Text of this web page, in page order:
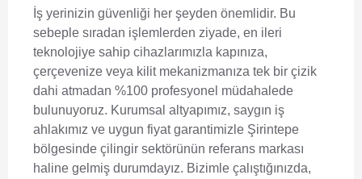
İş yerinizin güvenliği her şeyden önemlidir. Bu
sebeple sıradan işlemlerden ziyade, en ileri
teknolojiye sahip cihazlarımızla kapınıza,
çerçevenize veya kilit mekanizmanıza tek bir çizik
dahi atmadan %100 profesyonel müdahalede
bulunuyoruz. Kurumsal altyapımız, saygın iş
ahlakımız ve uygun fiyat garantimizle Şirintepe
bölgesinde çilingir sektörünün referans markası
haline gelmiş durumdayız. Bizimle çalıştığınızda,